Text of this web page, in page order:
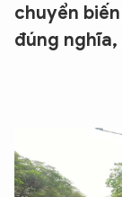
chuyển
đúng